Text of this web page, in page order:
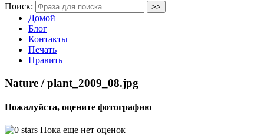
Поиск:
Домой
Блог
Контакты
Печать
Править
Nature / plant_2009_08.jpg
Пожалуйста, оцените фотографию
Пока еще нет оценок